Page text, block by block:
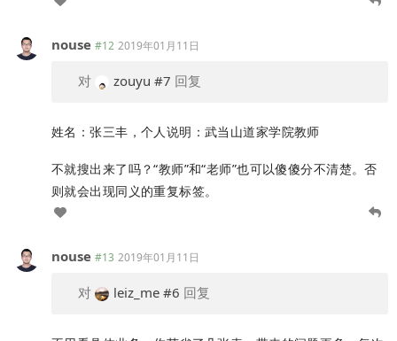
nouse #12 2019年01月11日
对 zouyu #7 回复
姓名：张三丰，个人说明：武当山道家学院教师
不就搜出来了吗？“教师”和“老师”也可以傻傻分不清楚。否
则就会出现同义的重复标签。
nouse #13 2019年01月11日
对 leiz_me #6 回复